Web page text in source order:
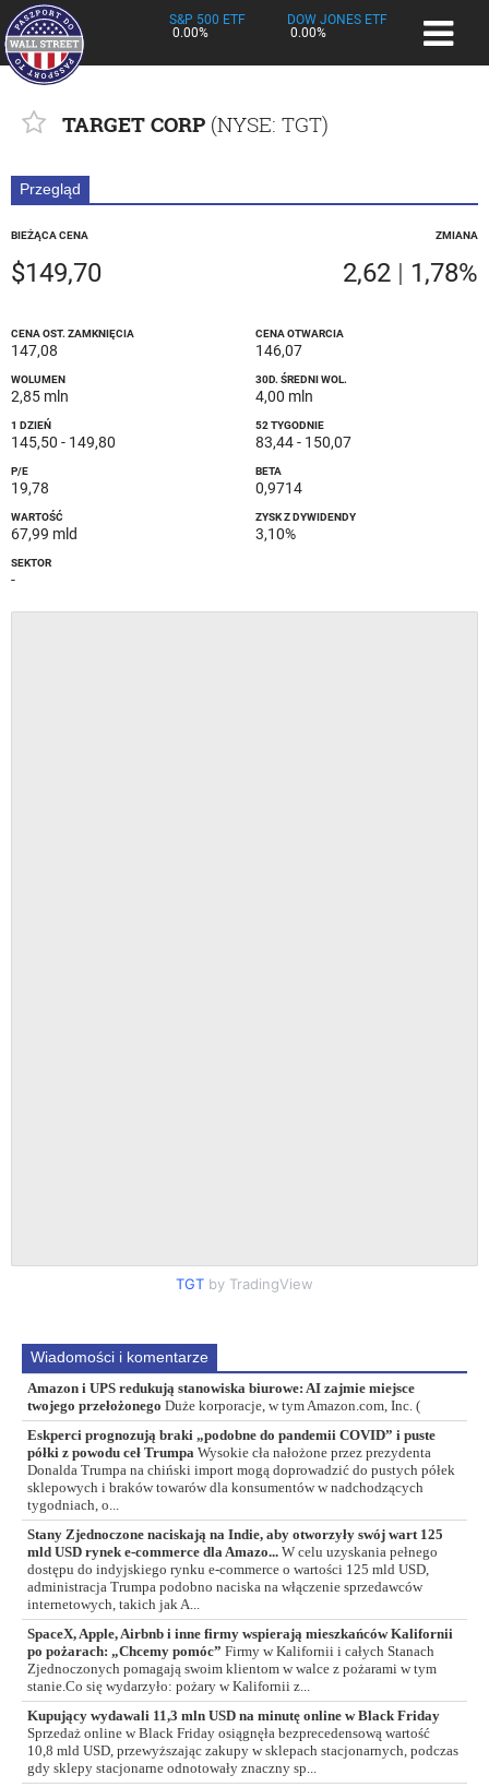
S&P 500 ETF
0.00%
DOW JONES ETF
0.00%
TARGET CORP (NYSE: TGT)
Przegląd
BIEŻĄCA CENA
$149,70
ZMIANA
2,62 | 1,78%
CENA OST. ZAMKNIĘCIA
147,08
CENA OTWARCIA
146,07
WOLUMEN
2,85 mln
30D. ŚREDNI WOL.
4,00 mln
1 DZIEŃ
145,50 - 149,80
52 TYGODNIE
83,44- 150,07
P/E
19,78
BETA
0,9714
WARTOŚĆ
67,99 mld
ZYSK Z DYWIDENDY
3,10%
SEKTOR
-
TGT by TradingView
Wiadomości i komentarze
Amazon i UPS redukują stanowiska biurowe: AI zajmie miejsce
twojego przełożonego Duże korporacje, w tym Amazon.com, Inc. (
Eskperci prognozują braki „podobne do pandemii COVID” i puste
półki z powodu ceł Trumpa Wysokie cła nałożone przez prezydenta
Donalda Trumpa na chiński import mogą doprowadzić do pustych półek
sklepowych i braków towarów dla konsumentów w nadchodzących
tygodniach, o...
Stany Zjednoczone naciskają na Indie, aby otworzyły swój wart 125
mld USD rynek e-commerce dla Amazo... W celu uzyskania pełnego
dostępu do indyjskiego rynku e-commerce o wartości 125 mld USD,
administracja Trumpa podobno naciska na włączenie sprzedawców
internetowych, takich jak A...
SpaceX, Apple, Airbnb i inne firmy wspierają mieszkańców Kalifornii
po pożarach: „Chcemy pomóc” Firmy w Kalifornii i całych Stanach
Zjednoczonych pomagają swoim klientom w walce z pożarami w tym
stanie.Co się wydarzyło: pożary w Kalifornii z...
Kupujący wydawali 11,3 mln USD na minutę online w Black Friday
Sprzedaż online w Black Friday osiągnęła bezprecedensową wartość
10,8 mld USD, przewyższając zakupy w sklepach stacjonarnych, podczas
gdy sklepy stacjonarne odnotowały znaczny sp...